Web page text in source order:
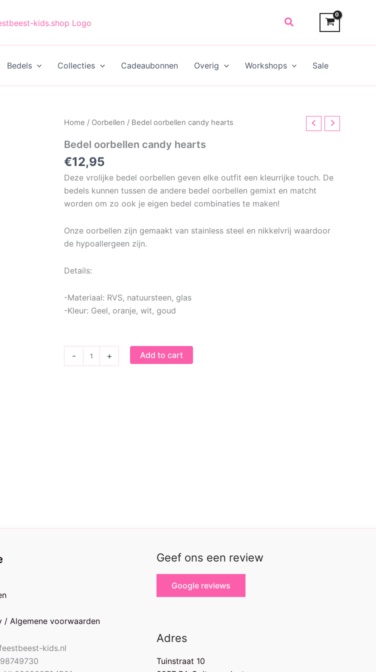
Search
Bedels Collecties Cadeaubonnen Overig Workshops Sale
Home / Oorbellen / Bedel oorbellen candy hearts
Bedel oorbellen candy hearts
€12,95
Deze vrolijke bedel oorbellen geven elke outfit een kleurrijke touch. De
bedels kunnen tussen de andere bedel oorbellen gemixt en matcht
worden om zo ook je eigen bedel combinaties te maken!
Onze oorbellen zijn gemaakt van stainless steel en nikkelvrij waardoor
de hypoallergeen zijn.
Details:
-Materiaal: RVS, natuursteen, glas
-Kleur: Geel, oranje, wit, goud
-
oorbellen
+ Add to cart
/ Algemene voorwaarden
kids.nl
Geef ons een review
Google reviews
Adres
Tuinstraat 10